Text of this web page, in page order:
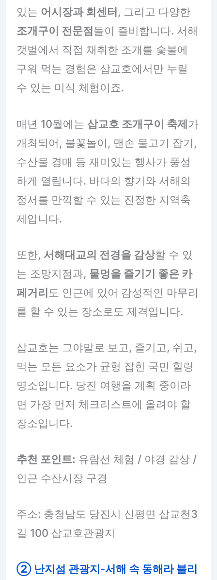
있는 어시장과 회센터 , 그리고 다양한
조개구이 전문점 들이 즐비합니다. 서해
갯벌에서 직접 채취한 조개를 숯불에
구워 먹는 경험은 삽교호에서만 누릴
수 있는 미식 체험이죠.
매년 10월에는 삽교호 조개구이 축제가
개최되어, 불꽃놀이, 맨손 물고기 잡기,
수산물 경매 등 재미있는 행사가 풍성
하게 열립니다. 바다의 향기와 서해의
정서를 만끽할 수 있는 진정한 지역축
제입니다.
또한, 서해대교의 전경을 감상할 수 있
는 조망지점과, 물멍을 즐기기 좋은 카
페거리 도 인근에 있어 감성적인 마무리
를 할 수 있는 장소로도 제격입니다.
삽교호는 그야말로 보고, 즐기고, 쉬고,
먹는 모든 요소가 균형 잡힌 국민 힐링
명소입니다. 당진 여행을 계획 중이라
면 가장 먼저 체크리스트에 올려야 할
장소입니다.
추천 포인트: 유람선 체험 / 야경 감상 /
인근 수산시장 구경
주소: 충청남도 당진시 신평면 삽교천3
길 100 삽교호관광지
② 난지섬 관광지 -서해 속 동해라 불리